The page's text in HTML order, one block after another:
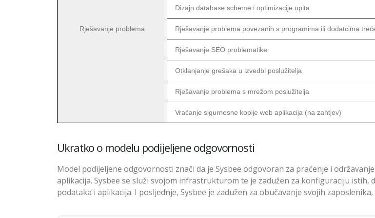
Rješavanje problema
Dizajn database scheme i optimizacije upita
Rješavanje problema povezanih s programima ili dodatcima
Rješavanje SEO problematike
Otklanjanje grešaka u izvedbi poslužitelja
Rješavanje problema s mrežom poslužitelja
Vraćanje sigurnosne kopije web aplikacija (na zahtjev)
Ukratko o modelu podijeljene odgovornosti
Model podijeljene odgovornosti znači da je Sysbee odgovoran za praćenje i
aplikacija. Sysbee se služi svojom infrastrukturom te je zadužen za konfiguraciju
podataka i aplikacija. I posljednje, Sysbee je zadužen za obučavanje svojih